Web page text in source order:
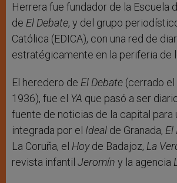
Herrera fue fundador de la Escuela
de El Debate, y del grupo
Católica (EDICA), con una red de
estratégicamente en la periferia de
El heredero de El Debate (cerrado
1936), fue el YA que pasó a ser
fuente de noticias de la capital para
integrada por el Ideal de Granada, El
La Coruña, el Hoyde Badajoz, La
revista infantil Jeromín y la agencia